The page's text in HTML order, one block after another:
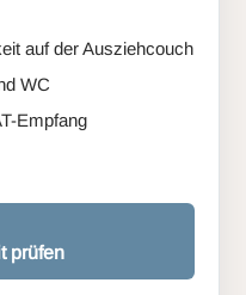
auf der Ausziehcouch
WC
Empfang
prüfen